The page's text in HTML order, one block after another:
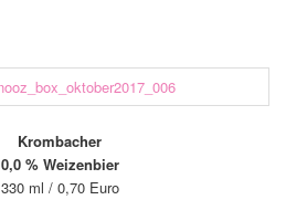
Krombacher
0,0 % Weizenbier
330 ml / 0,70 Euro